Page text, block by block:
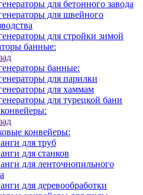
для бетонного завода
для швейного
для стройки зимой
банные:
банные:
для парилки
для хаммам
для турецкой бани
конвейеры:
для труб
для станков
для ленточнопильного
для деревообработки